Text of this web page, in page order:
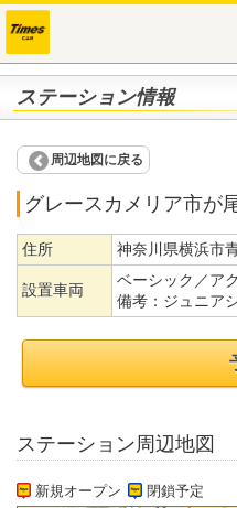
ステーション情報
周辺地図に戻る
グレースカメリア市が
住所 神奈川県横浜市
設置車両
ベーシック／ア
備考： ジュニア
ステーション周辺地図
新規オープン 閉鎖予定